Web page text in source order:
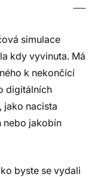
simulace
kdy vyvinuta. Má
k nekončící
digitálních
jako nacista
nebo jakobín
byste se vydali